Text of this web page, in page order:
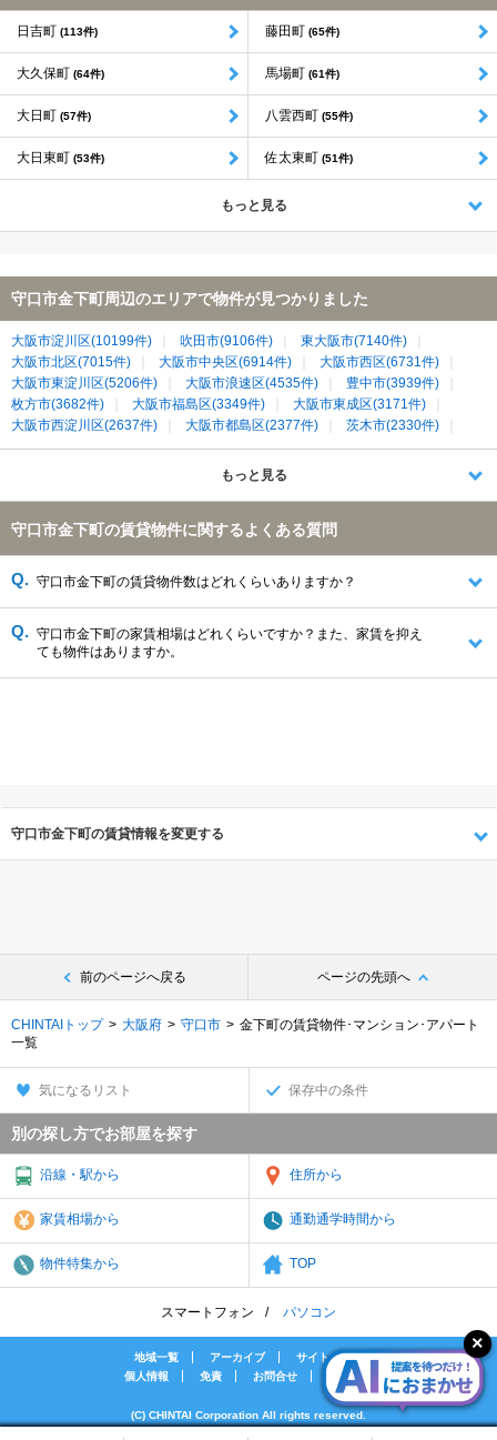
日吉町 (113件) 藤田町 (65件)
大久保町 (64件) 馬場町 (61件)
大日町 (57件) 八雲西町 (55件)
大日東町 (53件) 佐太東町 (51件)
もっと見る
守口市金下町周辺のエリアで物件が見つかりました
大阪市淀川区(10199件) 吹田市(9106件)
東大阪市(7140件)
大阪市北区(7015件)
大阪市中央区(6914件)
大阪市西区(6731件)
大阪市東淀川区(5206件)
大阪市浪速区(4535件)
豊中市(3939件)
枚方市(3682件)
大阪市福島区(3349件)
大阪市東成区(3171件)
大阪市西淀川区(2637件)
大阪市都島区(2377件)
茨木市(2330件)
大阪市城東区(2015件)
大阪市天王寺区(1997件)
寝屋川市(1995件)
箕面市(881件)
大阪市大正区(494件)
四條畷市(373件)
もっと見る
守口市金下町の賃貸物件に関するよくある質問
守口市金下町の賃貸物件数はどれくらいありますか？
守口市金下町の家賃相場はどれくらいですか？また、家賃を抑え
ても物件はありますか。
守口市金下町の賃貸情報を変更する
前のページへ戻る ページの先頭へ
CHINTAIトップ 大阪府 守口市
金下町の賃貸物件･マンション･アパート
一覧
気になるリスト 保存中の条件
別の探し方でお部屋を探す
沿線・駅から 住所から
家賃相場から 通勤通学時間から
物件特集から TOP
スマートフォン パソコン
地域一覧 アーカイブ
サイトマップ
個人情報
免責 お問合せ 会社案内
(C) CHINTAI Corporation All rights reserved.